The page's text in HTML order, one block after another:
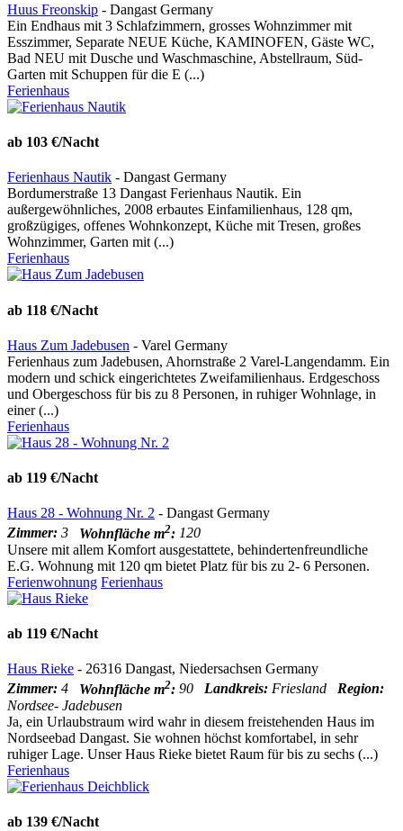
Huus Freonskip - Dangast Germany
Ein Endhaus mit 3 Schlafzimmern, grosses Wohnzimmer mit
Esszimmer, Separate NEUE Küche, KAMINOFEN, Gäste WC,
Bad NEU mit Dusche und Waschmaschine, Abstellraum, Süd-
Garten mit Schuppen für die E (...)
Ferienhaus
ab 103 €/Nacht
Ferienhaus Nautik - Dangast Germany
Bordumerstraße 13 Dangast Ferienhaus Nautik. Ein
außergewöhnliches, 2008 erbautes Einfamilienhaus, 128 qm,
großzügiges, offenes Wohnkonzept, Küche mit Tresen, großes
Wohnzimmer, Garten mit (...)
Ferienhaus
ab 118 €/Nacht
Haus Zum Jadebusen - Varel Germany
Ferienhaus zum Jadebusen, Ahornstraße 2 Varel-Langendamm. Ein
modern und schick eingerichtetes Zweifamilienhaus. Erdgeschoss
und Obergeschoss für bis zu 8 Personen, in ruhiger Wohnlage, in
einer (...)
Ferienhaus
ab 119 €/Nacht
Haus 28 - Wohnung Nr. 2 - Dangast Germany
Zimmer: 3 Wohnfläche m2: 120
Unsere mit allem Komfort ausgestattete, behindertenfreundliche
E.G. Wohnung mit 120 qm bietet Platz für bis zu 2- 6 Personen.
Ferienwohnung Ferienhaus
ab 119 €/Nacht
Haus Rieke - 26316 Dangast, Niedersachsen Germany
Zimmer: 4 Wohnfläche m2: 90 Landkreis: Friesland Region:
Nordsee- Jadebusen
Ja, ein Urlaubstraum wird wahr in diesem freistehenden Haus im
Nordseebad Dangast. Sie wohnen höchst komfortabel, in sehr
ruhiger Lage. Unser Haus Rieke bietet Raum für bis zu sechs (...)
Ferienhaus
ab 139 €/Nacht